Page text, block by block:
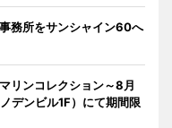
務所をサンシャイン60へ
リンコレクション～8月
デンビル1F）にて期間限